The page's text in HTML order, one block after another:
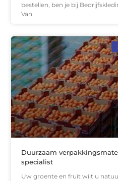
bestellen, ben je bij
Van
Duurzaam
specialist
Uw groente en fruit wilt u